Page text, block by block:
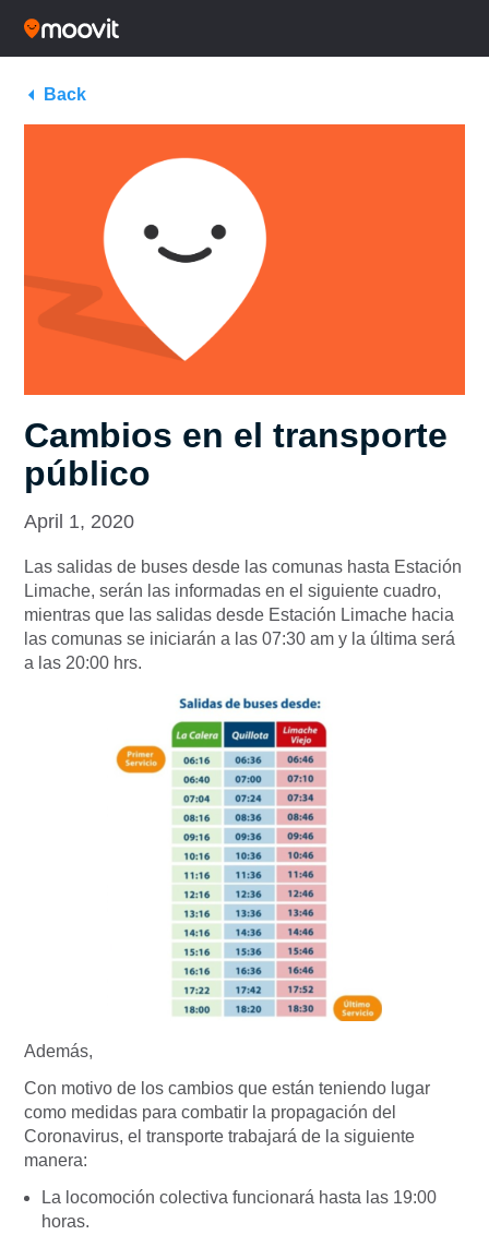
Back
Cambios en el transporte
público
April 1, 2020
Las salidas de buses desde las comunas hasta Estación
Limache, serán las informadas en el siguiente cuadro,
mientras que las salidas desde Estación Limache hacia
las comunas se iniciarán a las 07:30 am y la última será
a las 20:00 hrs.
Además,
Con motivo de los cambios que están teniendo lugar
como medidas para combatir la propagación del
Coronavirus, el transporte trabajará de la siguiente
manera:
La locomoción colectiva funcionará hasta las 19:00
horas.